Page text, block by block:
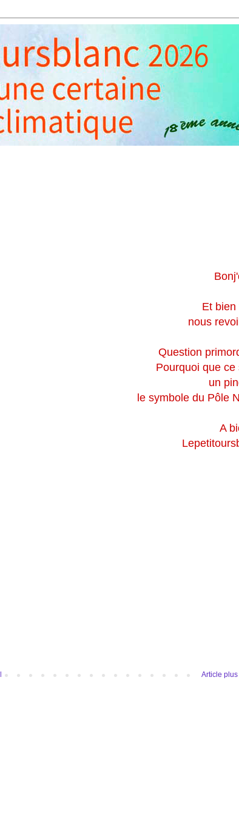
Et bien
nous
Question
Pourquoi que ce
un
le symbole du Pôle
A
Article